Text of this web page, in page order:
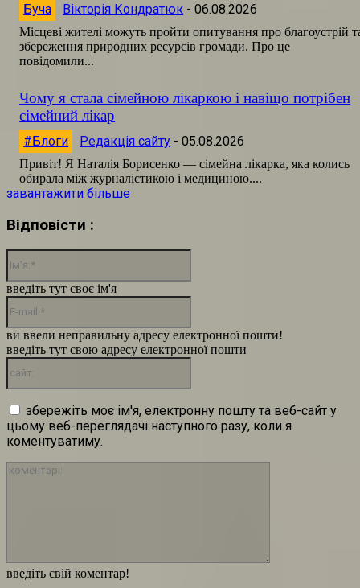
Буча Вікторія Кондратюк - 06.08.2026
Місцеві жителі можуть пройти опитування про благоустрій
збереження природних ресурсів громади. Про це
повідомили...
Чому я стала сімейною лікаркою і навіщо потрібен
сімейний лікар
#Блоги Редакція сайту - 05.08.2026
Привіт! Я Наталія Борисенко — сімейна лікарка, яка колись
обирала між журналістикою і медициною....
завантажити більше
Відповісти :
введіть свій коментар!
введіть тут своє ім'я
ви ввели неправильну адресу електронної пошти!
введіть тут свою адресу електронної пошти
збережіть моє ім'я, електронну пошту та веб-сайт у
цьому веб-переглядачі наступного разу, коли я
коментуватиму.